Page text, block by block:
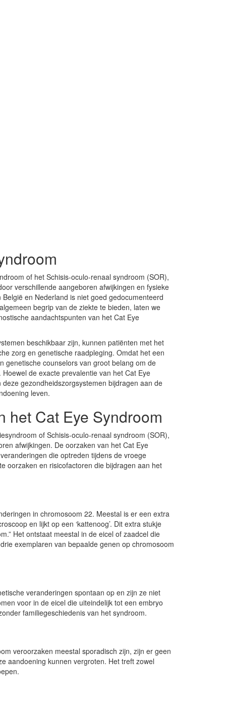
of het Schisis-oculo-renaal syndroom (SOR),
verschillende aangeboren afwijkingen en fysieke
en Nederland is niet goed gedocumenteerd
begrip van de ziekte te bieden, laten we
aandachtspunten van het Cat Eye
beschikbaar zijn, kunnen patiënten met het
zorg en genetische raadpleging. Omdat het een
genetische counselors van groot belang om de
de exacte prevalentie van het Cat Eye
gezondheidszorgsystemen bijdragen aan de
leven.
het Cat Eye Syndroom
of Schisis-oculo-renaal syndroom (SOR),
afwijkingen. De oorzaken van het Cat Eye
die optreden tijdens de vroege
oorzaken en risicofactoren die bijdragen aan het
in chromosoom 22. Meestal is er een extra
en lijkt op een ‘kattenoog’. Dit extra stukje
Het ontstaat meestal in de eicel of zaadcel die
exemplaren van bepaalde genen op chromosoom
veranderingen spontaan op en zijn ze niet
voor in de eicel die uiteindelijk tot een embryo
familiegeschiedenis van het syndroom.
veroorzaken meestal sporadisch zijn, zijn er geen
aandoening kunnen vergroten. Het treft zowel